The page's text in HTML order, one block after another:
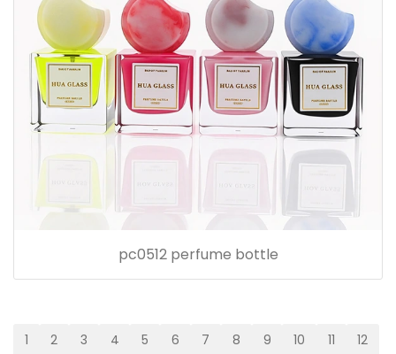
pc0512 perfume bottle
1 2 3 4 5 6 7 8 9 10 11
12